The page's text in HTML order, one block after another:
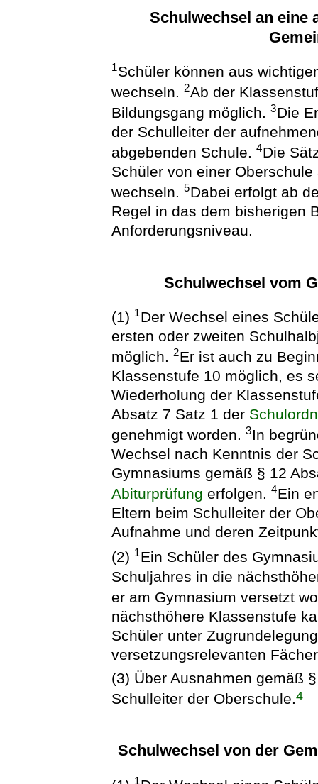
Schulwechsel an eine
1Schüler können aus
wechseln.2Ab der
Bildungsgang möglich.3Die
der Schulleiter der
abgebenden Schule.4Die
Schüler von einer
wechseln.5Dabei erfolgt ab
Regel in das dem bisherigen
Anforderungsniveau.
Schulwechsel vom
(1) 1Der Wechsel eines
ersten oder zweiten
möglich.2Er ist auch zu
Klassenstufe 10 möglich, es
Wiederholung der
Absatz 7 Satz 1 der
genehmigt worden.3In
Wechsel nach Kenntnis der
Gymnasiums gemäß § 12
Abiturprüfung erfolgen.4Ein
Eltern beim Schulleiter der
Aufnahme und deren
(2) 1Ein Schüler des
Schuljahres in die
er am Gymnasium versetzt
nächsthöhere Klassenstufe
Schüler unter
versetzungsrelevanten
(3) Über Ausnahmen gemäß
Schulleiter der Oberschule.4
Schulwechsel von der
1